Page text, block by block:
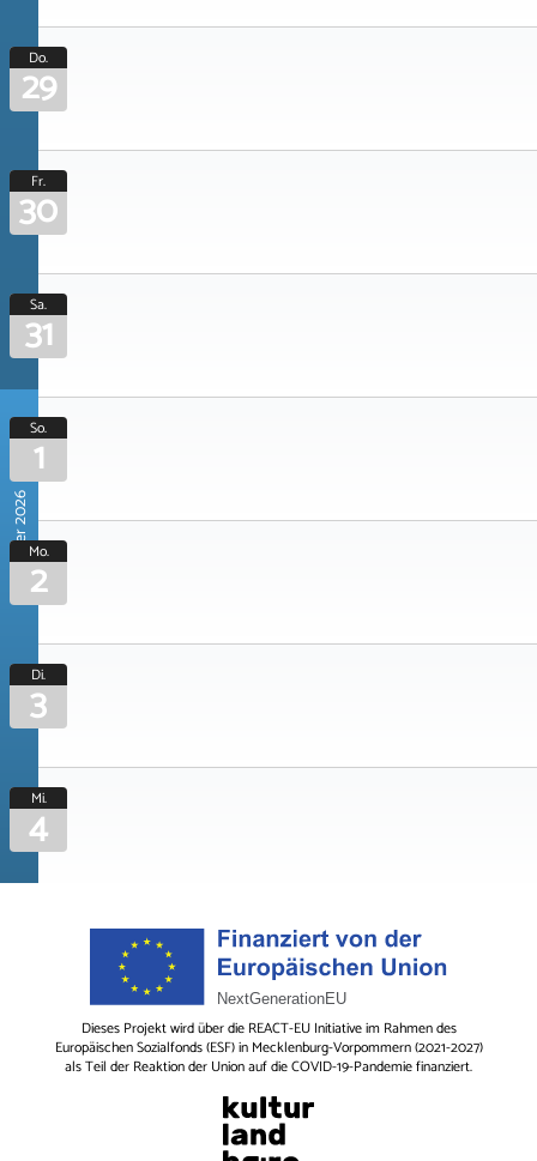
Do.
29
Fr.
30
Sa.
31
November 2026
So.
1
Mo.
2
Di.
3
Mi.
4
Dieses Projekt wird über die REACT-EU Initiative im Rahmen des
Europäischen Sozialfonds (ESF) in Mecklenburg-Vorpommern (2021-2027)
als Teil der Reaktion der Union auf die COVID-19-Pandemie finanziert.